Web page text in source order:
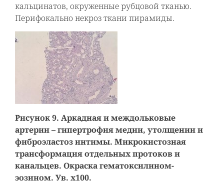
кальцинатов, окруженные рубцовой тканью.
Перифокально некроз ткани пирамиды.
Рисунок 9. Аркадная и междольковые
артерии – гипертрофия медии, утолщении и
фиброэластоз интимы. Микрокистозная
трансформация отдельных протоков и
канальцев. Окраска гематоксилином-
эозином. Ув. х100.